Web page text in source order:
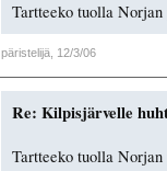
Tartteeko tuolla
päristelijä 12/3/06
Re: Kilpisjärvelle
Tartteeko tuolla